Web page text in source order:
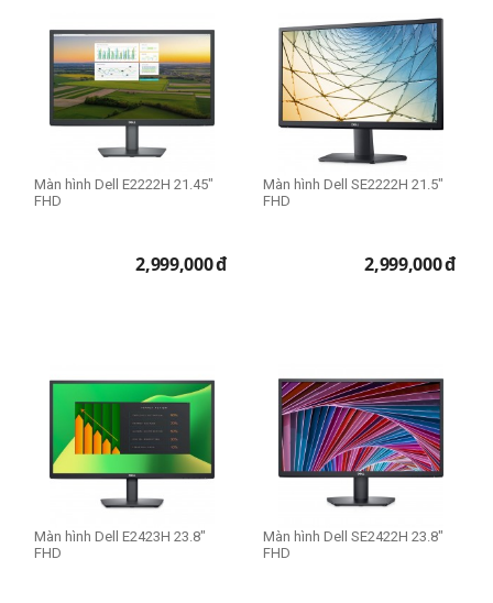
Màn hình Dell E2222H 21.45"
FHD
2,999,000đ
Màn hình Dell SE2222H 21.5"
FHD
2,999,000đ
Màn hình Dell E2423H 23.8"
FHD
Màn hình Dell SE2422H 23.8"
FHD